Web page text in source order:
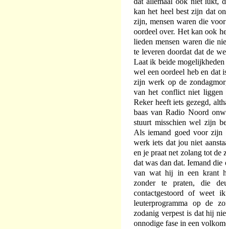
kan het heel best zijn dat
zijn, mensen waren die
oordeel over. Het kan ook
lieden mensen waren die
te leveren doordat dat de
Laat ik beide
wel een oordeel heb en dat
zijn werk op de
van het conflict niet
Reker heeft iets gezegd,
baas van Radio Noord
stuurt misschien wel zijn
Als iemand goed voor
werk iets dat jou niet
en je praat net zolang tot
dat was dan dat. Iemand
van wat hij in een krant
zonder te praten, die
contactgestoord of weet
leuterprogramma op de
zodanig verpest is dat hij
onnodige fase in een